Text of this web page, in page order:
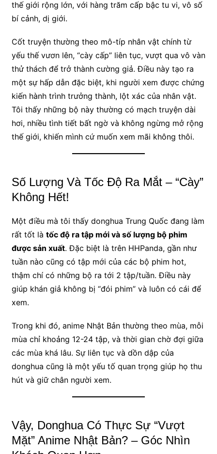
thế giới rộng lớn, với hàng trăm cấp bậc tu vi, vô số
bí cảnh, dị giới.
Cốt truyện thường theo mô-típ nhân vật chính từ
yếu thế vươn lên, “cày cấp” liên tục, vượt qua vô vàn
thử thách để trở thành cường giả. Điều này tạo ra
một sự hấp dẫn đặc biệt, khi người xem được chứng
kiến hành trình trưởng thành, lột xác của nhân vật.
Tôi thấy những bộ này thường có mạch truyện dài
hơi, nhiều tình tiết bất ngờ và không ngừng mở rộng
thế giới, khiến mình cứ muốn xem mãi không thôi.
Số Lượng Và Tốc Độ Ra Mắt – “Cày”
Không Hết!
Một điều mà tôi thấy donghua Trung Quốc đang làm
rất tốt là tốc độ ra tập mới và số lượng bộ phim
được sản xuất. Đặc biệt là trên HHPanda, gần như
tuần nào cũng có tập mới của các bộ phim hot,
thậm chí có những bộ ra tới 2 tập/tuần. Điều này
giúp khán giả không bị “đói phim” và luôn có cái để
xem.
Trong khi đó, anime Nhật Bản thường theo mùa, mỗi
mùa chỉ khoảng 12-24 tập, và thời gian chờ đợi giữa
các mùa khá lâu. Sự liên tục và dồn dập của
donghua cũng là một yếu tố quan trọng giúp họ thu
hút và giữ chân người xem.
Vậy, Donghua Có Thực Sự “Vượt
Mặt” Anime Nhật Bản? – Góc Nhìn